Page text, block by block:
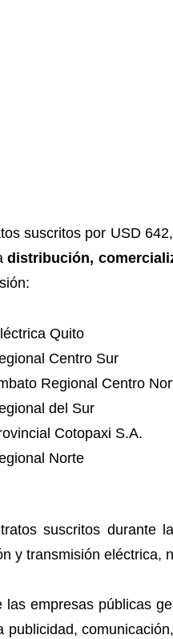
suscritos por USD
distribución,
Quito
Centro Sur
Regional Centro
del Sur
Cotopaxi S.A.
Norte
suscritos durante
y transmisión eléctrica,
las empresas públicas
publicidad,